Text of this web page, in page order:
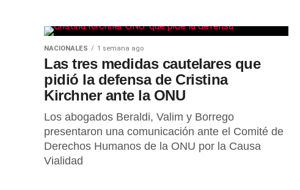
NACIONALES 1 semana ago
Las tres medidas cautelares que
pidió la defensa de Cristina
Kirchner ante la ONU
Los abogados Beraldi, Valim y Borrego
presentaron una comunicación ante el Comité de
Derechos Humanos de la ONU por la Causa
Vialidad